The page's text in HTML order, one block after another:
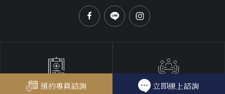
個人健檢預約 企業健檢預約
預約專員諮詢 立即線上諮詢